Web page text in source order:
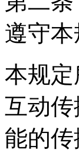
遵守本
本规
互动
能的